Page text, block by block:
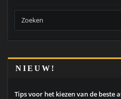
NIEUW!
Tips voor het kiezen van de